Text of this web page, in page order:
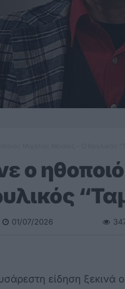
ο
01/07/2026
είδηση ξεκινά